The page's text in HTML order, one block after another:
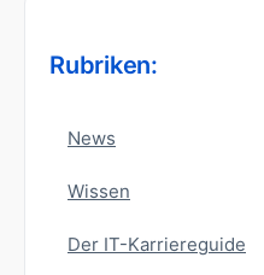
Rubriken:
News
Wissen
Der IT-Karriereguide